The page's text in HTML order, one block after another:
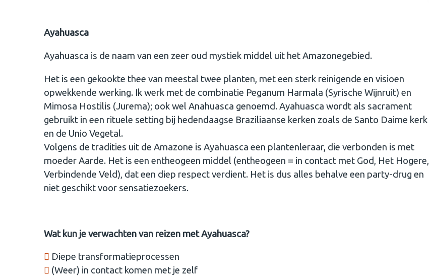
Ayahuasca
Ayahuasca is de naam van een zeer oud mystiek middel uit het Amazonegebied.
Het is een gekookte thee van meestal twee planten, met een sterk reinigende en visioen
opwekkende werking. Ik werk met de combinatie Peganum Harmala (Syrische Wijnruit) en
Mimosa Hostilis (Jurema); ook wel Anahuasca genoemd. Ayahuasca wordt als sacrament
gebruikt in een rituele setting bij hedendaagse Braziliaanse kerken zoals de Santo Daime kerk
en de Unio Vegetal.
Volgens de tradities uit de Amazone is Ayahuasca een plantenleraar, die verbonden is met
moeder Aarde. Het is een entheogeen middel (entheogeen = in contact met God, Het Hogere,
Verbindende Veld), dat een diep respect verdient. Het is dus alles behalve een party-drug en
niet geschikt voor sensatiezoekers.
Wat kun je verwachten van reizen met Ayahuasca?
Diepe transformatieprocessen
(Weer) in contact komen met je zelf